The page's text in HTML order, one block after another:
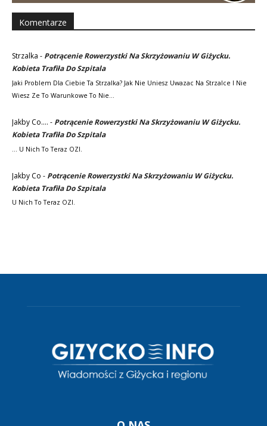
Komentarze
Strzalka - Potrącenie Rowerzystki Na Skrzyżowaniu W Giżycku.
Kobieta Trafiła Do Szpitala
Jaki Problem Dla Ciebie Ta Strzalka? Jak Nie Uniesz Uwazac Na Strzalce I Nie
Wiesz Ze To Warunkowe To Nie…
Jakby Co.... - Potrącenie Rowerzystki Na Skrzyżowaniu W Giżycku.
Kobieta Trafiła Do Szpitala
... U Nich To Teraz OZI.
Jakby Co - Potrącenie Rowerzystki Na Skrzyżowaniu W Giżycku.
Kobieta Trafiła Do Szpitala
U Nich To Teraz OZI.